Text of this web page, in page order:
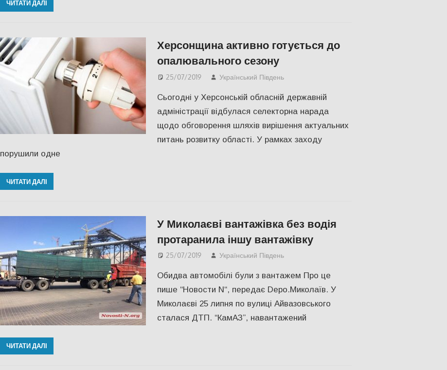
ЧИТАТИ ДАЛІ
Херсонщина активно готується до
опалювального сезону
25/07/2019 Український Південь
Сьогодні у Херсонській обласній державній
адміністрації відбулася селекторна нарада
щодо обговорення шляхів вирішення актуальних
питань розвитку області. У рамках заходу
порушили одне
ЧИТАТИ ДАЛІ
У Миколаєві вантажівка без водія
протаранила іншу вантажівку
25/07/2019 Український Південь
Обидва автомобілі були з вантажем Про це
пише “Новости N“, передає Depo.Миколаїв. У
Миколаєві 25 липня по вулиці Айвазовського
сталася ДТП. “КамАЗ”, навантажений
ЧИТАТИ ДАЛІ